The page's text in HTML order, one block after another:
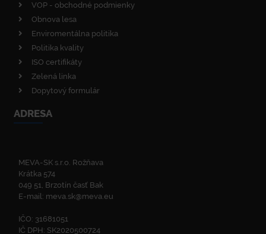
VOP - obchodné podmienky
Obnova lesa
Enviromentálna politika
Politika kvality
ISO certifikáty
Zelená linka
Dopytový formulár
ADRESA
MEVA-SK s.r.o. Rožňava
Krátka 574
049 51, Brzotín časť Bak
E-mail: meva.sk@meva.eu
IČO: 31681051
IČ DPH: SK2020500724